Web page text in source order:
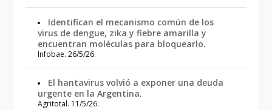
Identifican el mecanismo común de los
virus de dengue, zika y fiebre amarilla y
encuentran moléculas para bloquearlo.
Infobae. 26/5/26.
El hantavirus volvió a exponer una deuda
urgente en la Argentina.
Agritotal. 11/5/26.